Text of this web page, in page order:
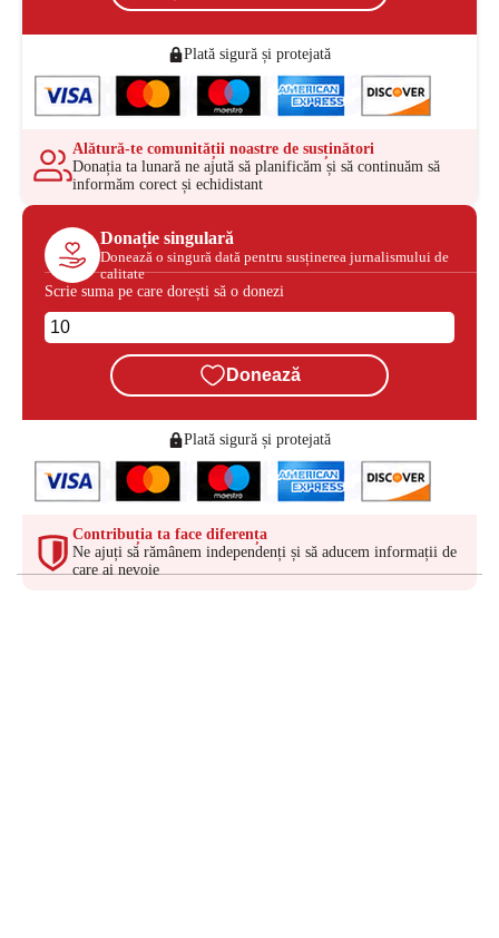
Plată sigură și protejată
Alătură-te comunității noastre de susținători
Donația ta lunară ne ajută să planificăm și să continuăm să
informăm corect și echidistant
Donație singulară
Donează o singură dată pentru susținerea jurnalismului de
calitate
Scrie suma pe care dorești să o donezi
Donează
Plată sigură și protejată
Contribuția ta face diferența
Ne ajuți să rămânem independenți și să aducem informații de
care ai nevoie